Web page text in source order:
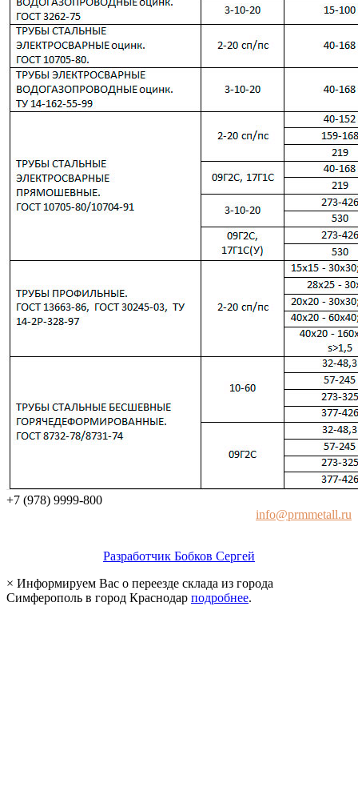
+7 (978) 9999-800
info@prmmetall.ru
Разработчик Бобков Сергей
× Информируем Вас о переезде склада из города
Симферополь в город Краснодар подробнее.